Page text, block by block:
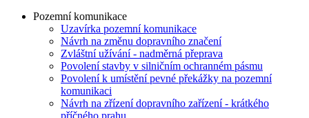
Pozemní komunikace
Uzavírka pozemní komunikace
Návrh na změnu dopravního značení
Zvláštní užívání - nadměrná přeprava
Povolení stavby v silničním ochranném pásmu
Povolení k umístění pevné překážky na pozemní
komunikaci
Návrh na zřízení dopravního zařízení - krátkého